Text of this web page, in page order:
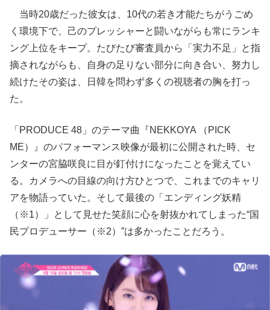
当時20歳だった彼女は、10代の若き才能たちがうごめ
く環境下で、己のプレッシャーと闘いながらも常にランキ
ング上位をキープ。たびたび審査員から「実力不足」と指
摘されながらも、自身の足りない部分に向き合い、努力し
続けたその姿は、日韓を問わず多くの視聴者の胸を打っ
た。
「PRODUCE 48」のテーマ曲『NEKKOYA （PICK
ME）』のパフォーマンス映像が最初に公開された時、セ
ンターの宮脇咲良に目が釘付けになったことを覚えてい
る。カメラへの目線の向け方ひとつで、これまでのキャリ
アを物語っていた。そして最後の「エンディング妖精
（※1）」として見せた笑顔に心を射抜かれてしまった“国
民プロデューサー（※2）”は多かったことだろう。